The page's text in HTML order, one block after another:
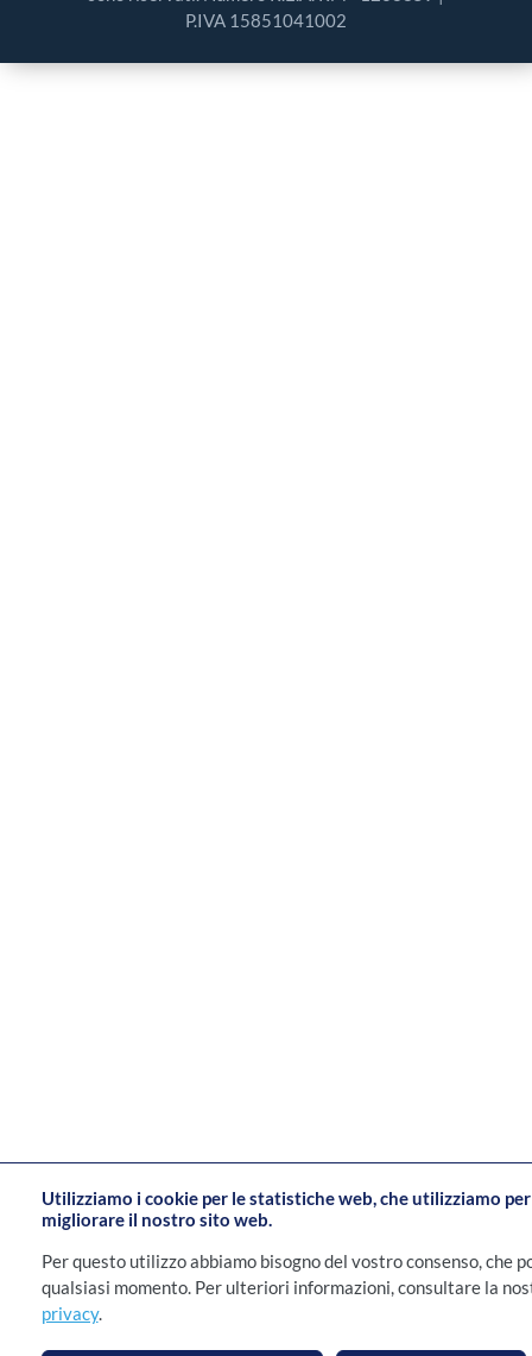
P.IVA 15851041002
Utilizziamo i cookie per le statistiche web, che utilizziamo
migliorare il nostro sito web.
Per questo utilizzo abbiamo bisogno del vostro consenso, che
qualsiasi momento. Per ulteriori informazioni, consultare la
privacy.